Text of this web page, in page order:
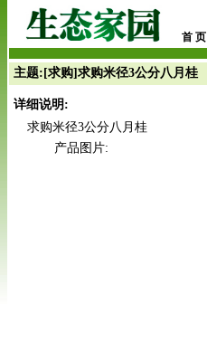
首 页
主题:[求购]求购米径3公分八月桂
详细说明:
求购米径3公分八月桂
产品图片: